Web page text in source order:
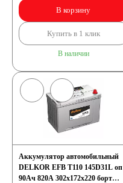
В корзину
Купить в 1 клик
В наличии
Аккумулятор автомобильный
DELKOR EFB T110 145D31L оп
90Ач 820А 302х172х220 борт